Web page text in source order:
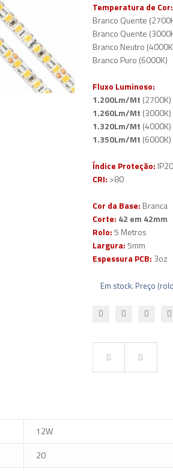
Temperatura de Cor:
Branco Quente
Branco Quente
Branco Neutro
Branco Puro (6000K)
Fluxo Luminoso:
1.200Lm/Mt (2700K)
1.260Lm/Mt (3000K)
1.320Lm/Mt (4000K)
1.350Lm/Mt (6000K)
Índice Proteção: IP20
CRI: >80
Cor da Base: Branca
Corte: 42 em 42mm
Rolo:5 Metros
Largura:5mm
Espessura PCB: 3oz
Em stock. Preço
12W
20